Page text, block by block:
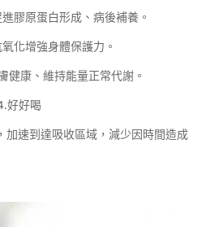
膠原蛋白形成、病後補養。
化增強身體保護力。
健康、維持能量正常代謝。
好好喝
加速到達吸收區域，減少因時間造成